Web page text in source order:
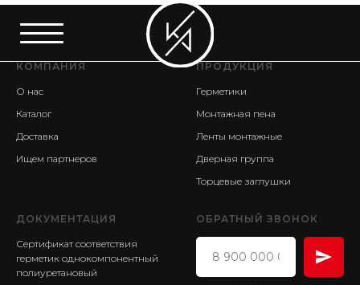
КОМПАНИЯ
О нас
Каталог
Доставка
Ищем партнеров
ПРОДУКЦИЯ
Герметики
Монтажная пена
Ленты монтажные
Дверная группа
Торцевые заглушки
ДОКУМЕНТАЦИЯ
Сертификат соответствия
герметик однокомпонентный
полиуретановый
ОБРАТНЫЙ ЗВОНОК